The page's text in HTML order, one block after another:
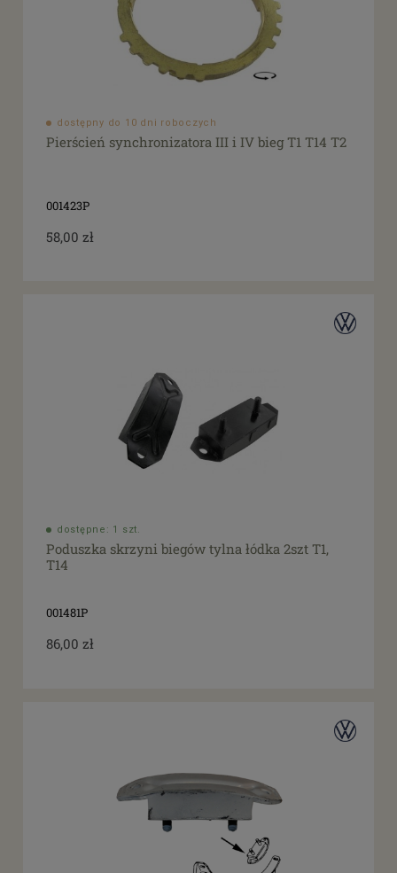
dostępny do 10 dni roboczych
Pierścień synchronizatora III i IV bieg T1 T14 T2
001423P
58,00 zł
dostępne: 1 szt.
Poduszka skrzyni biegów tylna łódka 2szt T1,
T14
001481P
86,00 zł